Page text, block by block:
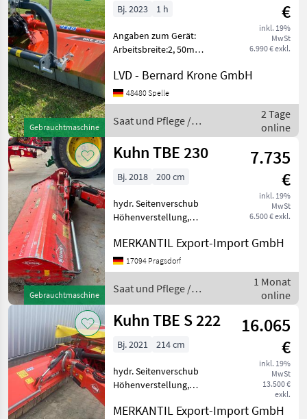
Gebrauchtmaschine
€
inkl. 19%
MwSt
6.990 € exkl.
Bj. 2023 1 h
Angaben zum Gerät:
Arbeitsbreite:2, 50m
Rotor:450mm Durchmesser
Schlägel:28
Hammerschlägel
Gegenschneide:1
Gegenschneide S
LVD - Bernard Krone GmbH
48480 Spelle
Saat und Pflege /
Kuhn
2 Tage
online
Gebrauchtmaschine
Kuhn TBE 230
7.735
€
inkl. 19%
MwSt
6.500 € exkl.
Bj. 2018 200 cm
hydr. Seitenverschub
Höhenverstellung,
Böschungsmulcher,
Heckanbau,
Anfahrtssicherung,
Zapfwelle, Gegenschneide,
Pflege Mu
MERKANTIL Export-Import GmbH
17094 Pragsdorf
Saat und Pflege /
Kuhn
1 Monat
online
Kuhn TBE S 222
16.065
€
inkl. 19%
MwSt
13.500 €
exkl.
Bj. 2021 214 cm
hydr. Seitenverschub
Höhenverstellung,
Böschungsmulcher, AB 2,
MERKANTIL Export-Import GmbH